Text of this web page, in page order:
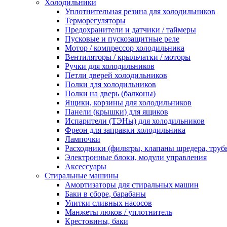
Холодильники
Уплотнительная резина для холодильников
Терморегуляторы
Предохранители и датчики / таймеры
Пусковые и пускозащитные реле
Мотор / компрессор холодильника
Вентиляторы / крыльчатки / моторы
Ручки для холодильников
Петли дверей холодильников
Полки для холодильников
Полки на дверь (балконы)
Ящики, корзины для холодильников
Панели (крышки) для ящиков
Испарители (ТЭНы) для холодильников
Фреон для заправки холодильника
Лампочки
Расходники (фильтры, клапаны шредера,
Электронные блоки, модули управления
Аксессуары
Стиральные машины
Амортизаторы для стиральных машин
Баки в сборе, барабаны
Улитки сливных насосов
Манжеты люков / уплотнитель
Крестовины, баки